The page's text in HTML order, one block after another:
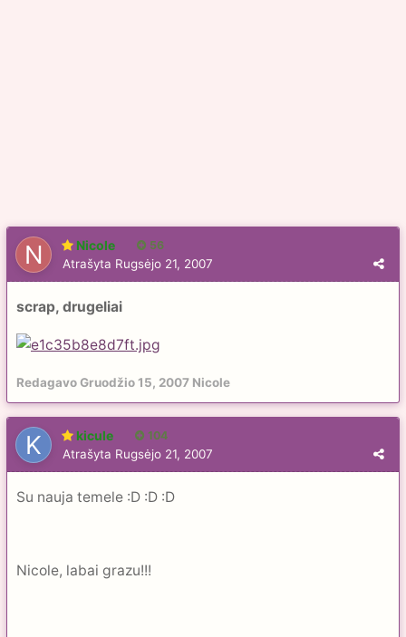
Nicole 56
Atrašyta Rugsėjo 21, 2007
scrap, drugeliai
RedagavoGruodžio 15, 2007 Nicole
kicule 104
Atrašyta Rugsėjo 21, 2007
Su nauja temele :D :D :D
Nicole, labai grazu!!!